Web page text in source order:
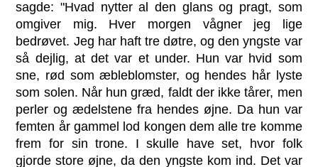
sagde: "Hvad nytter al den glans og pragt, som
omgiver mig. Hver morgen vågner jeg lige
bedrøvet. Jeg har haft tre døtre, og den yngste var
så dejlig, at det var et under. Hun var hvid som
sne, rød som æbleblomster, og hendes hår lyste
som solen. Når hun græd, faldt der ikke tårer, men
perler og ædelstene fra hendes øjne. Da hun var
femten år gammel lod kongen dem alle tre komme
frem for sin trone. I skulle have set, hvor folk
gjorde store øjne, da den yngste kom ind. Det var